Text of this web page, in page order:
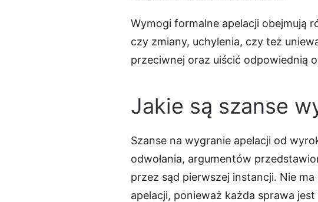
Wymogi formalne apelacji obejmują
czy zmiany, uchylenia, czy też
przeciwnej oraz uiścić odpowiednią
Jakie są szanse
Szanse na wygranie apelacji od
odwołania, argumentów
przez sąd pierwszej instancji. Nie
apelacji, ponieważ każda sprawa